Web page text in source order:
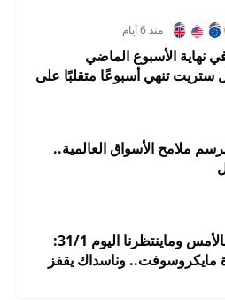
منذ 6 أيام
الأسبوع الماضي
اليوم 3/8: وول ستريت تنهي أسبوعًا متقلبًا على
ملامح الأسواق العالمية..
ملخص الأسواق: ماحدث بالأمس وماينتظرنا اليوم 31/1:
مايكروسوفت.. وناسداك يقفز